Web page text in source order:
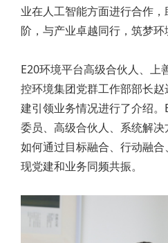
业在人工智能方面进行合作
阶，与产业卓越同行，筑梦环
E20环境平台高级合伙人、上
控环境集团党群工作部部长
建引领业务情况进行了介绍
委员、高级合伙人、系统解
如何通过目标融合、行动融
现党建和业务同频共振。